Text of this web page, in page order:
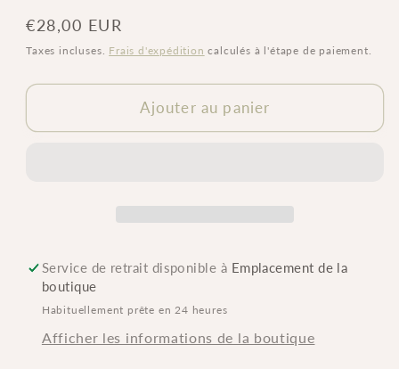
Prix
habituel
€28,00 EUR
Taxes incluses. Frais d'expédition calculés à l'étape de paiement.
Ajouter au panier
Service de retrait disponible à Emplacement de la
boutique
Habituellement prête en 24 heures
Afficher les informations de la boutique